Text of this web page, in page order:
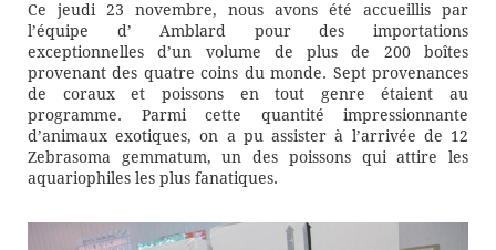
Ce jeudi 23 novembre, nous avons été accueillis par
l’équipe d’ Amblard pour des importations
exceptionnelles d’un volume de plus de 200 boîtes
provenant des quatre coins du monde. Sept provenances
de coraux et poissons en tout genre étaient au
programme. Parmi cette quantité impressionnante
d’animaux exotiques, on a pu assister à l’arrivée de 12
Zebrasoma gemmatum, un des poissons qui attire les
aquariophiles les plus fanatiques.